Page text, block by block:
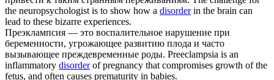
the neuropsychologist is to show how a disorderin the brain can
lead to these bizarre experiences.
Преэклампсия — это воспалительное нарушение при
беременности, угрожающее развитию плода и часто
вызывающее преждевременные роды. Preeclampsia is an
inflammatory disorderof pregnancy that compromises growth of the
fetus, and often causes prematurity in babies.